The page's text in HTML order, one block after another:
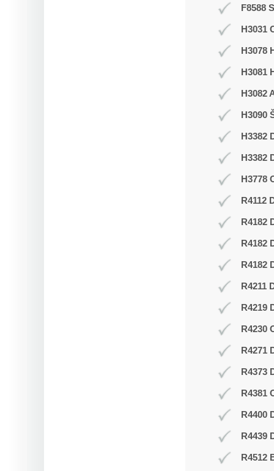
F8588
H3031
H3078
H3081
H3082
H3090
H3382
H3382
H3778
R4112
R4182
R4182
R4182
R4211
R4219
R4230
R4271
R4373
R4381
R4400
R4439
R4512